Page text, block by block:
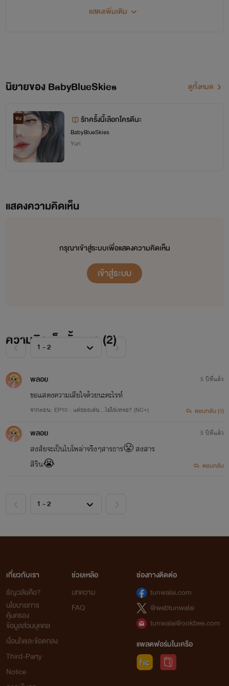
.
แสดงเพิ่มเติม
นิยายของ BabyBlueSkies ดูทั้งหมด
จบ รักครั้งนี้เลือกใครดีนะ
BabyBlueSkies
Yuri
แสดงความคิดเห็น
กรุณาเข้าสู่ระบบเพื่อแสดงความคิดเห็น
เข้าสู่ระบบ
ความคิดเห็นทั้งหมด (2)
พลอย
ขอแสดงความเสียใจด้วยนะคะไรท์
จากตอน: EP10 : แค่ของเล่น...ไม่ใช่เหรอ? (NC+)
5 ปีที่แล้ว
ตอบกลับ (1)
พลอย
สงสัยจะเป็นไบโพล่าจริงๆสารธาร😤 สงสาร
สิริน😭
5 ปีที่แล้ว
ตอบกลับ
เกี่ยวกับเรา
ธัญวลัยคือ?
นโยบายการ
คุ้มครอง
ข้อมูลส่วนบุคคล
เงื่อนไขและข้อตกลง
Third-Party
Notice
ช่วยเหลือ
บทความ
FAQ
ช่องทางติดต่อ
tunwalai.com
@webtunwalai
tunwalai@ookbee.com
แพลตฟอร์มในเครือ